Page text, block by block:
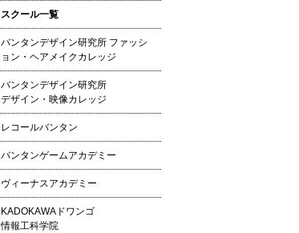
スクール一覧
バンタンデザイン研究所 ファッシ
ョン・ヘアメイクカレッジ
バンタンデザイン研究所
デザイン・映像カレッジ
レコールバンタン
バンタンゲームアカデミー
ヴィーナスアカデミー
KADOKAWAドワンゴ
情報工科学院